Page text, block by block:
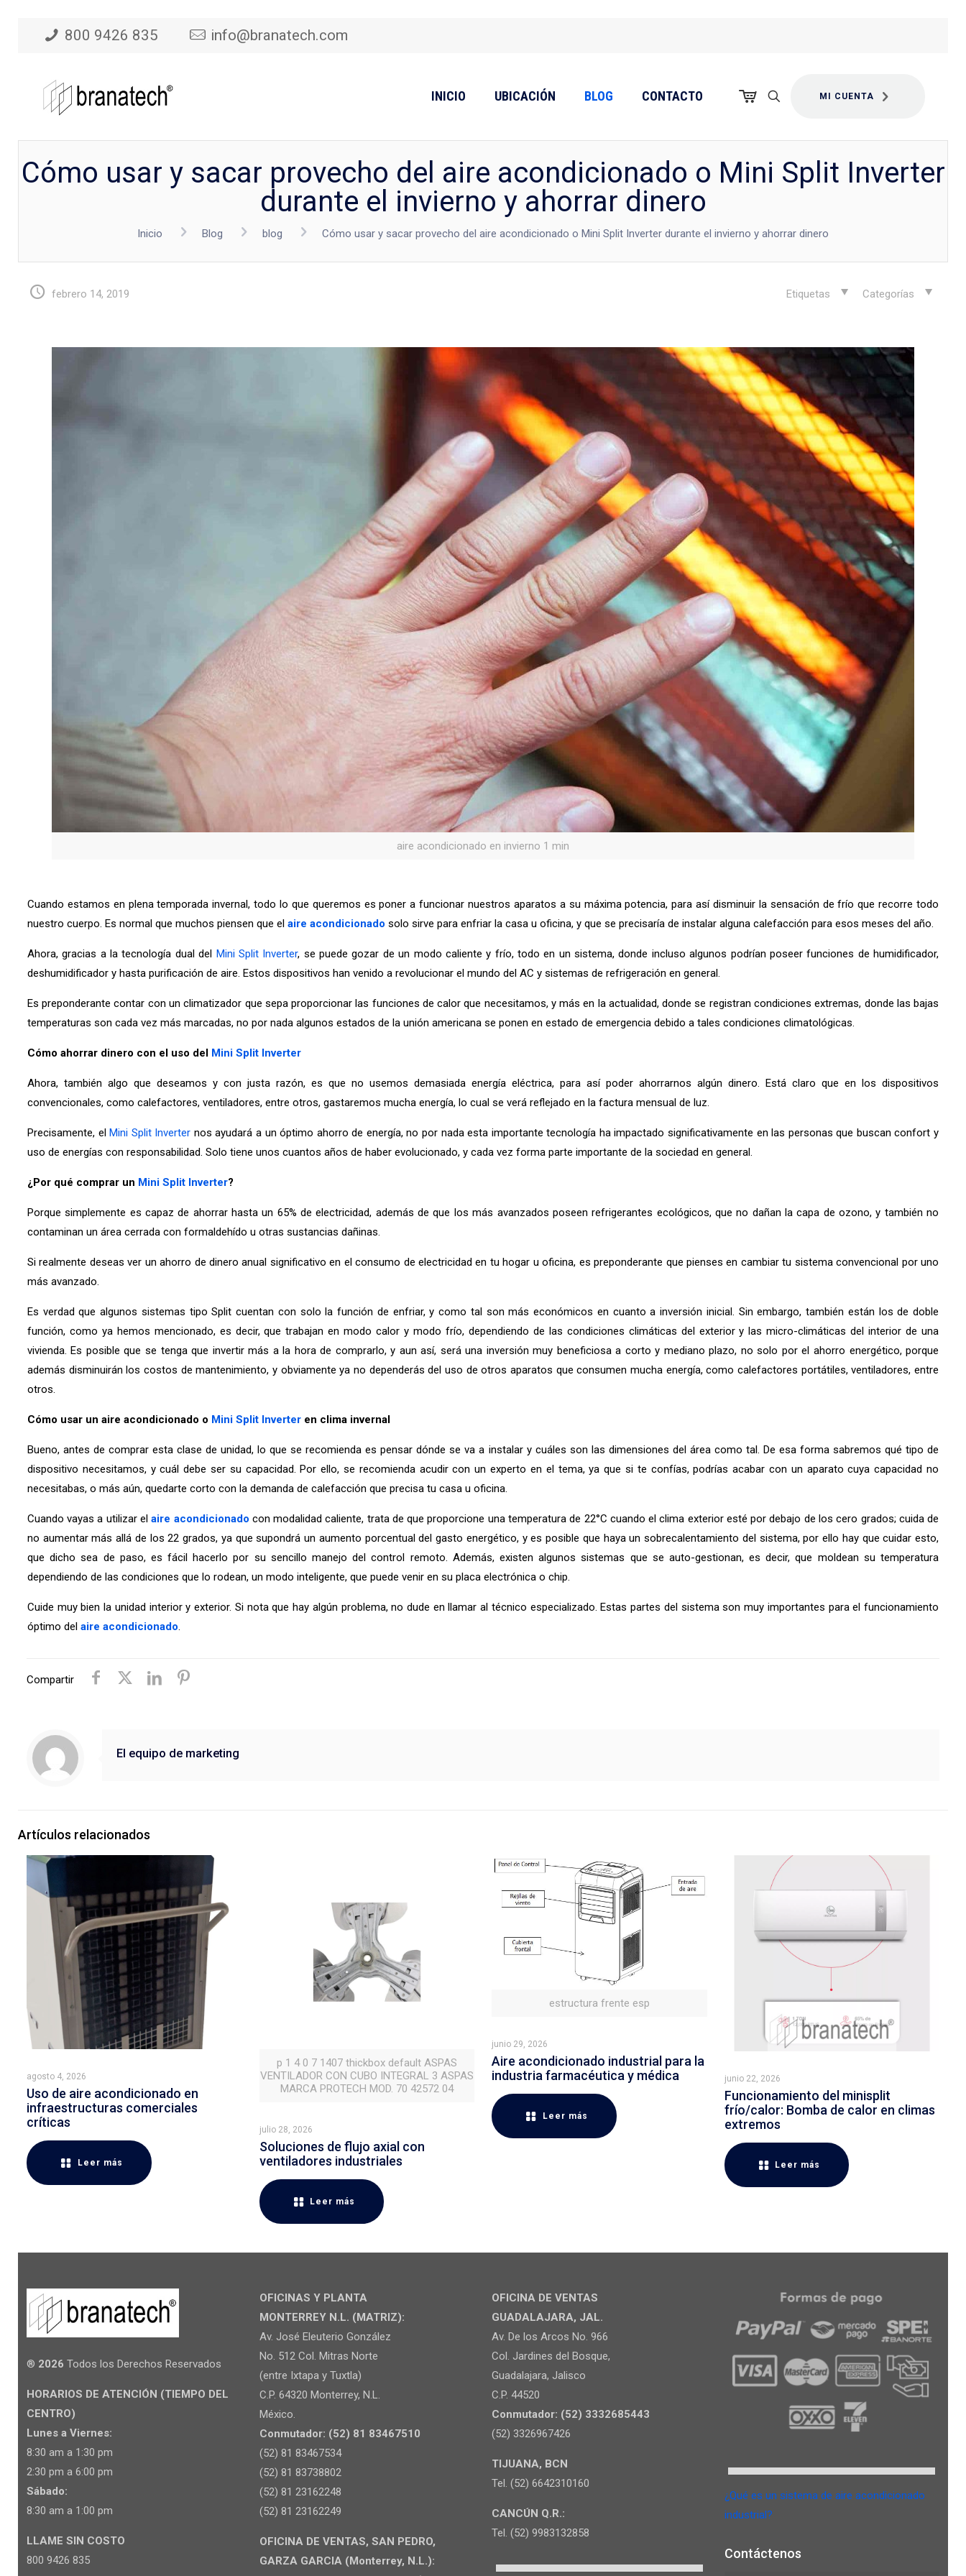
800 9426 835 info@branatech.com
INICIO UBICACIÓN BLOG CONTACTO MI CUENTA
Cómo usar y sacar provecho del aire acondicionado o Mini Split Inverter
durante el invierno y ahorrar dinero
Inicio Blog blog Cómo usar y sacar provecho del aire acondicionado o Mini Split Inverter durante el invierno y ahorrar dinero
febrero 14, 2019 Categorías
Etiquetas
aire acondicionado en invierno 1 min
Cuando estamos en plena temporada invernal, todo lo que queremos es poner a funcionar nuestros aparatos a su máxima potencia, para así disminuir la sensación de frío que recorre todo
nuestro cuerpo. Es normal que muchos piensen que el aire acondicionado solo sirve para enfriar la casa u oficina, y que se precisaría de instalar alguna calefacción para esos meses del año.
Ahora, gracias a la tecnología dual del Mini Split Inverter, se puede gozar de un modo caliente y frío, todo en un sistema, donde incluso algunos podrían poseer funciones de humidificador,
deshumidificador y hasta purificación de aire. Estos dispositivos han venido a revolucionar el mundo del AC y sistemas de refrigeración en general.
Es preponderante contar con un climatizador que sepa proporcionar las funciones de calor que necesitamos, y más en la actualidad, donde se registran condiciones extremas, donde las bajas
temperaturas son cada vez más marcadas, no por nada algunos estados de la unión americana se ponen en estado de emergencia debido a tales condiciones climatológicas.
Cómo ahorrar dinero con el uso del Mini Split Inverter
Ahora, también algo que deseamos y con justa razón, es que no usemos demasiada energía eléctrica, para así poder ahorrarnos algún dinero. Está claro que en los dispositivos
convencionales, como calefactores, ventiladores, entre otros, gastaremos mucha energía, lo cual se verá reflejado en la factura mensual de luz.
Precisamente, elMini Split Inverter nos ayudará a un óptimo ahorro de energía, no por nada esta importante tecnología ha impactado significativamente en las personas que buscan confort y
uso de energías con responsabilidad. Solo tiene unos cuantos años de haber evolucionado, y cada vez forma parte importante de la sociedad en general.
¿Por qué comprar un Mini Split Inverter?
Porque simplemente es capaz de ahorrar hasta un 65% de electricidad, además de que los más avanzados poseen refrigerantes ecológicos, que no dañan la capa de ozono, y también no
contaminan un área cerrada con formaldehído u otras sustancias dañinas.
Si realmente deseas ver un ahorro de dinero anual significativo en el consumo de electricidad en tu hogar u oficina, es preponderante que pienses en cambiar tu sistema convencional por uno
más avanzado.
Es verdad que algunos sistemas tipo Split cuentan con solo la función de enfriar, y como tal son más económicos en cuanto a inversión inicial. Sin embargo, también están los de doble
función, como ya hemos mencionado, es decir, que trabajan en modo calor y modo frío, dependiendo de las condiciones climáticas del exterior y las micro-climáticas del interior de una
vivienda. Es posible que se tenga que invertir más a la hora de comprarlo, y aun así, será una inversión muy beneficiosa a corto y mediano plazo, no solo por el ahorro energético, porque
además disminuirán los costos de mantenimiento, y obviamente ya no dependerás del uso de otros aparatos que consumen mucha energía, como calefactores portátiles, ventiladores, entre
otros.
Cómo usar un aire acondicionado o Mini Split Inverteren clima invernal
Bueno, antes de comprar esta clase de unidad, lo que se recomienda es pensar dónde se va a instalar y cuáles son las dimensiones del área como tal. De esa forma sabremos qué tipo de
dispositivo necesitamos, y cuál debe ser su capacidad. Por ello, se recomienda acudir con un experto en el tema, ya que si te confías, podrías acabar con un aparato cuya capacidad no
necesitabas, o más aún, quedarte corto con la demanda de calefacción que precisa tu casa u oficina.
Cuando vayas a utilizar elaire acondicionado con modalidad caliente, trata de que proporcione una temperatura de 22°C cuando el clima exterior esté por debajo de los cero grados; cuida de
no aumentar más allá de los 22 grados, ya que supondrá un aumento porcentual del gasto energético, y es posible que haya un sobrecalentamiento del sistema, por ello hay que cuidar esto,
que dicho sea de paso, es fácil hacerlo por su sencillo manejo del control remoto. Además, existen algunos sistemas que se auto-gestionan, es decir, que moldean su temperatura
dependiendo de las condiciones que lo rodean, un modo inteligente, que puede venir en su placa electrónica o chip.
Cuide muy bien la unidad interior y exterior. Si nota que hay algún problema, no dude en llamar al técnico especializado. Estas partes del sistema son muy importantes para el funcionamiento
óptimo del aire acondicionado.
Compartir
El equipo de marketing
Artículos relacionados
agosto 4, 2026
Uso de aire acondicionado en
infraestructuras comerciales
críticas
Leer más
p 1 4 0 7 1407 thickbox default ASPAS
VENTILADOR CON CUBO INTEGRAL 3 ASPAS
MARCA PROTECH MOD. 70 42572 04
julio 28, 2026
Soluciones de flujo axial con
ventiladores industriales
Leer más
estructura frente esp
junio 29, 2026
Aire acondicionado industrial para la
industria farmacéutica y médica
Leer más
junio 22, 2026
Funcionamiento del minisplit
frío/calor: Bomba de calor en climas
extremos
Leer más
® 2026 Todos los Derechos Reservados
HORARIOS DE ATENCIÓN (TIEMPO DEL
CENTRO)
Lunes a Viernes:
8:30 am a 1:30 pm
2:30 pm a 6:00 pm
Sábado:
8:30 am a 1:00 pm
LLAME SIN COSTO
800 9426 835
OFICINAS Y PLANTA
MONTERREY N.L. (MATRIZ):
Av. José Eleuterio González
No. 512 Col. Mitras Norte
(entre Ixtapa y Tuxtla)
C.P. 64320 Monterrey, N.L.
México.
Conmutador: (52) 81 83467510
(52) 81 83467534
(52) 81 83738802
(52) 81 23162248
(52) 81 23162249
OFICINA DE VENTAS, SAN PEDRO,
GARZA GARCIA (Monterrey, N.L.):
OFICINA DE VENTAS
GUADALAJARA, JAL.
Av. De los Arcos No. 966
Col. Jardines del Bosque,
Guadalajara, Jalisco
C.P. 44520
Conmutador: (52) 3332685443
(52) 3326967426
TIJUANA, BCN
Tel. (52) 6642310160
CANCÚN Q.R.:
Tel. (52) 9983132858
¿Qué es un sistema de aire acondicionado
industrial?
Contáctenos